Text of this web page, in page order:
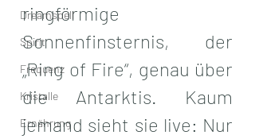
Dreamspell
Spirit
Frequenz
Kristalle
Ernährung
ringförmige
Sonnenfinsternis, der
„Ring of Fire“, genau über
die Antarktis. Kaum
jemand sieht sie live: Nur